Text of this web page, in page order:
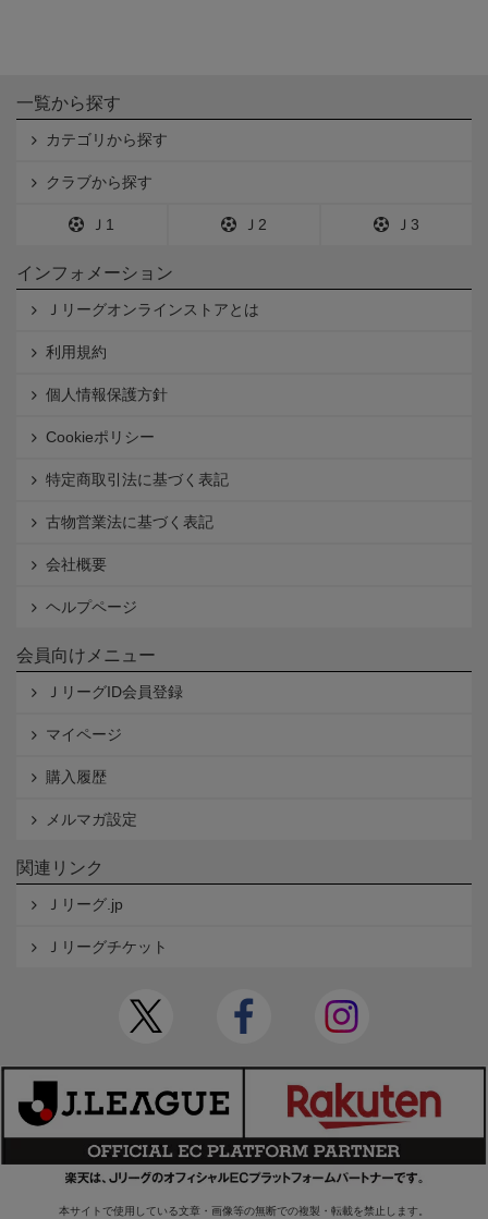
一覧から探す
カテゴリから探す
クラブから探す
Ｊ1 Ｊ2 Ｊ3
インフォメーション
Ｊリーグオンラインストアとは
利用規約
個人情報保護方針
Cookieポリシー
特定商取引法に基づく表記
古物営業法に基づく表記
会社概要
ヘルプページ
会員向けメニュー
ＪリーグID会員登録
マイページ
購入履歴
メルマガ設定
関連リンク
Ｊリーグ.jp
Ｊリーグチケット
本サイトで使用している文章・画像等の無断での複製・転載を禁止します。